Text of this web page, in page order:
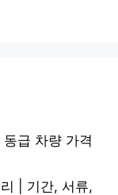
급 차량 가격
| 기간, 서류,